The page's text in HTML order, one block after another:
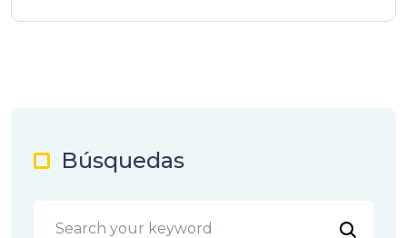
Búsquedas